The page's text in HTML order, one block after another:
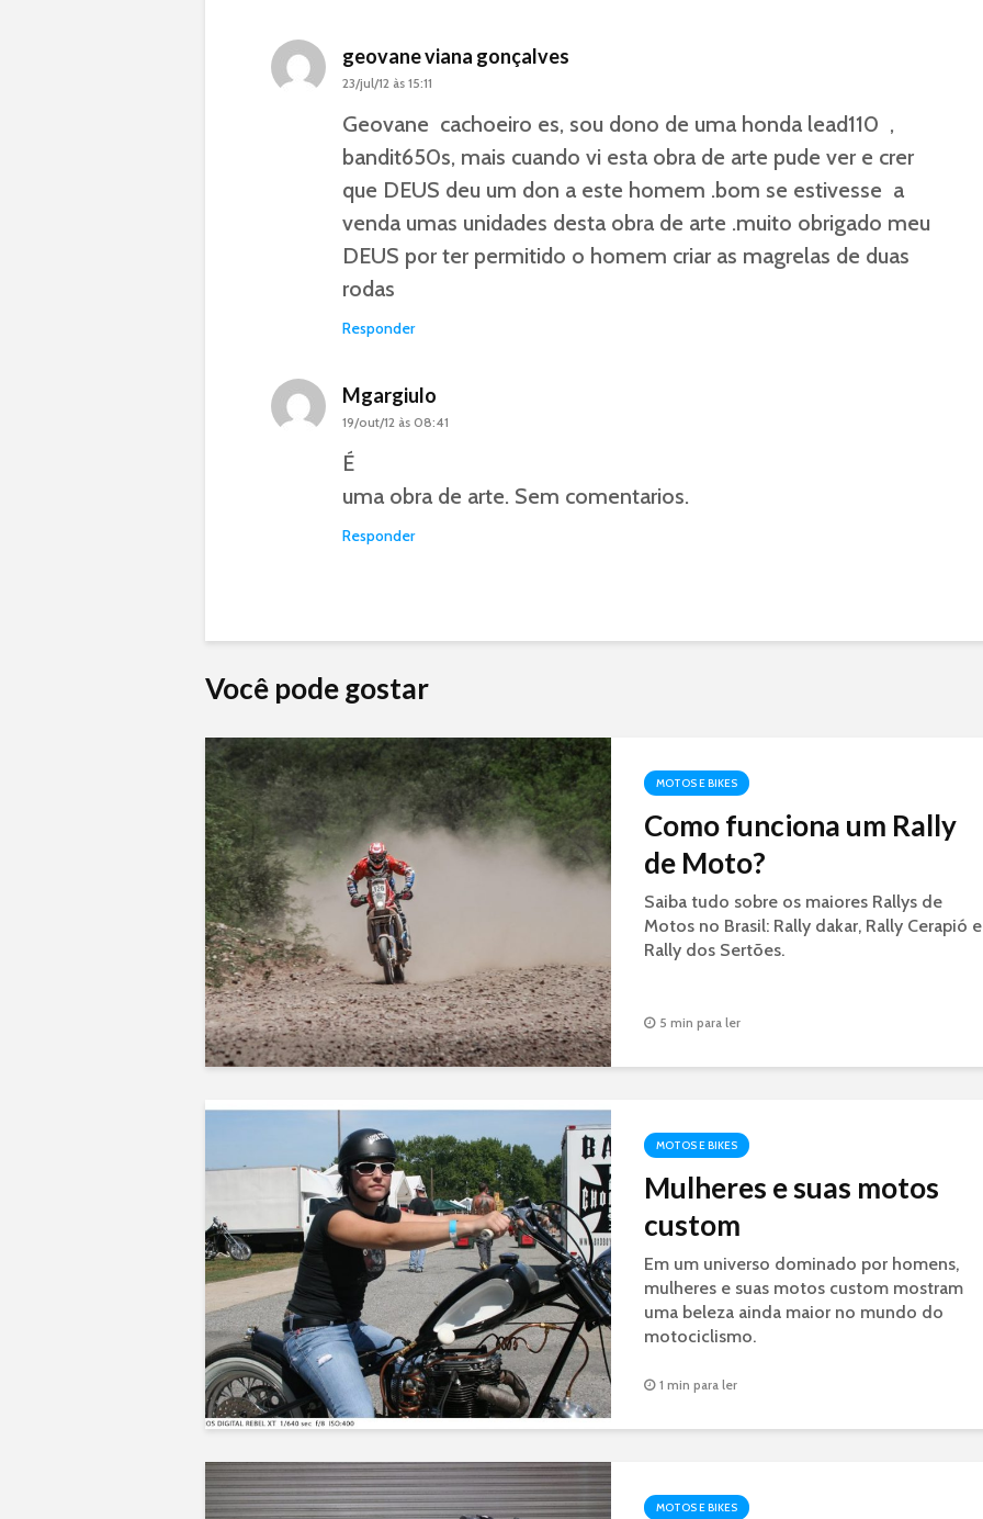
geovane viana gonçalves
23/jul/12 às 15:11
Geovane cachoeiro es, sou dono de uma honda lead110 ,
bandit650s, mais cuando vi esta obra de arte pude ver e crer
que DEUS deu um don a este homem .bom se estivesse a
venda umas unidades desta obra de arte .muito obrigado meu
DEUS por ter permitido o homem criar as magrelas de duas
rodas
Responder
Mgargiulo
19/out/12 às 08:41
É
uma obra de arte. Sem comentarios.
Responder
Você pode gostar
MOTOS E BIKES
Como funciona um Rally
de Moto?
Saiba tudo sobre os maiores Rallys de
Motos no Brasil: Rally dakar, Rally Cerapió e
Rally dos Sertões.
5 min para ler
MOTOS E BIKES
Mulheres e suas motos
custom
Em um universo dominado por homens,
mulheres e suas motos custom mostram
uma beleza ainda maior no mundo do
motociclismo.
1 min para ler
MOTOS E BIKES